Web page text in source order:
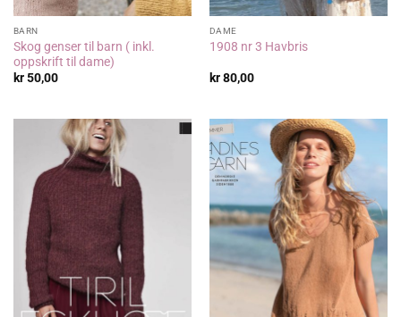
BARN
Skog genser til barn ( inkl.
oppskrift til dame)
kr50,00
DAME
1908 nr 3 Havbris
kr80,00